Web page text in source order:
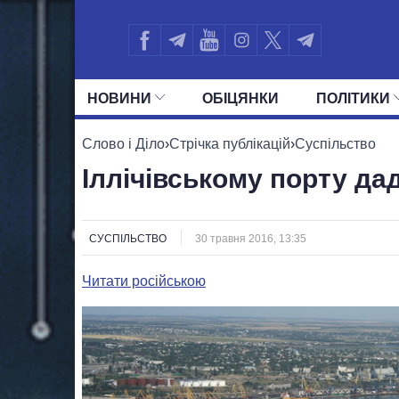
НОВИНИ ОБIЦЯНКИ ПОЛIТИКИ
УСІ ПОЛІТИКИ ПРЕЗИДЕНТ І ОФІС
Слово і Діло›Стрічка публікацій›Суспільство
Іллічівському порту
СУСПІЛЬСТВО 30 травня 2016, 13:35
Читати російською